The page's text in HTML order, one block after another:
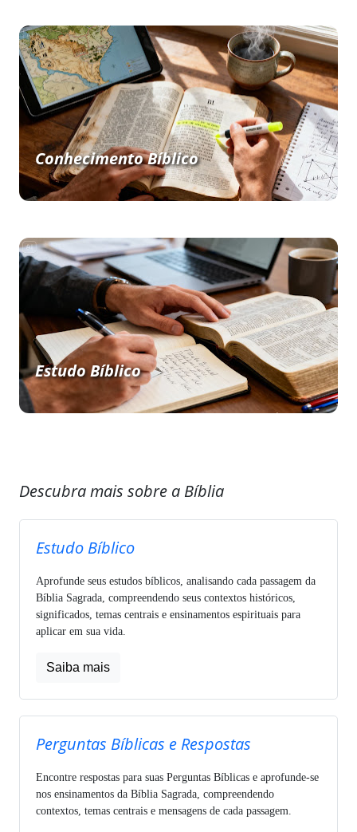
Conhecimento Bíblico
Estudo Bíblico
Descubra mais sobre a Bíblia
Estudo Bíblico
Aprofunde seus estudos bíblicos, analisando cada passagem da
Bíblia Sagrada, compreendendo seus contextos históricos,
significados, temas centrais e ensinamentos espirituais para
aplicar em sua vida.
Saiba mais
Perguntas Bíblicas e Respostas
Encontre respostas para suas Perguntas Bíblicas e aprofunde-se
nos ensinamentos da Bíblia Sagrada, compreendendo
contextos, temas centrais e mensagens de cada passagem.